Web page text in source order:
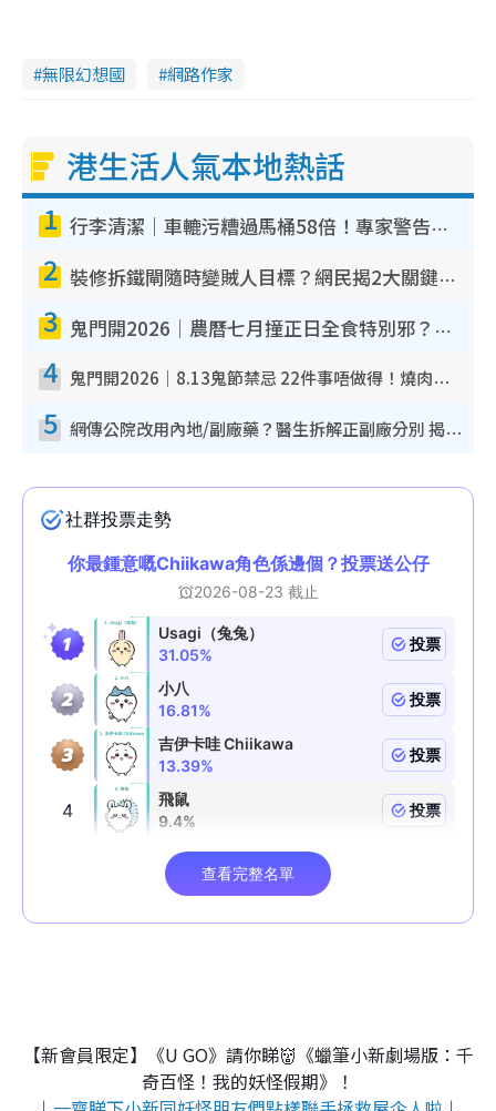
無限幻想國 網路作家
港生活人氣本地熱話
1 行李清潔｜車轆污糟過馬桶58倍！專家警告忌用酒精抹 教1招免污手除菌
2 裝修拆鐵閘隨時變賊人目標？網民揭2大關鍵用途：裝新式等於白裝？附新舊鐵閘分別
3 鬼門開2026｜農曆七月撞正日全食特別邪？專家警告切忌做一事！揭4大禁忌+2招保平安
4 鬼門開2026｜8.13鬼節禁忌 22件事唔做得！燒肉、刺身要少食？半夜勿吹口哨/打呢個電話
5 網傳公院改用內地/副廠藥？醫生拆解正副廠分別 揭4類人換藥隨時出事
【新會員限定】《U GO》請你睇👹《蠟筆小新劇場版：千
奇百怪！我的妖怪假期》！